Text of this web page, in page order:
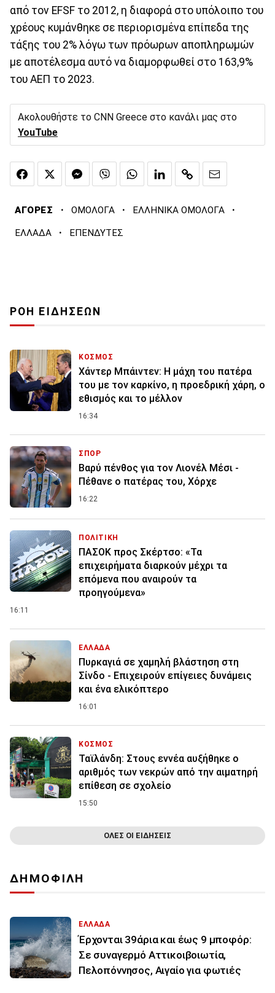
από τον EFSF το 2012, η διαφορά στο υπόλοιπο του
χρέους κυμάνθηκε σε περιορισμένα επίπεδα της
τάξης του 2% λόγω των πρόωρων αποπληρωμών
με αποτέλεσμα αυτό να διαμορφωθεί στο 163,9%
του ΑΕΠ το 2023.
Ακολουθήστε το CNN Greece στο κανάλι μας στο
YouTube
ΑΓΟΡΕΣ · ΟΜΟΛΟΓΑ · ΕΛΛΗΝΙΚΑ ΟΜΟΛΟΓΑ ·
ΕΛΛΑΔΑ · ΕΠΕΝΔΥΤΕΣ
ΡΟΗ ΕΙΔΗΣΕΩΝ
ΚΟΣΜΟΣ
Χάντερ Μπάιντεν: Η μάχη του πατέρα
του με τον καρκίνο, η προεδρική χάρη, ο
εθισμός και το μέλλον
16:34
ΣΠΟΡ
Βαρύ πένθος για τον Λιονέλ Μέσι -
Πέθανε ο πατέρας του, Χόρχε
16:22
ΠΟΛΙΤΙΚΗ
ΠΑΣΟΚ προς Σκέρτσο: «Τα
επιχειρήματα διαρκούν μέχρι τα
επόμενα που αναιρούν τα
προηγούμενα»
16:11
ΕΛΛΑΔΑ
Πυρκαγιά σε χαμηλή βλάστηση στη
Σίνδο - Επιχειρούν επίγειες δυνάμεις
και ένα ελικόπτερο
16:01
ΚΟΣΜΟΣ
Ταϊλάνδη: Στους εννέα αυξήθηκε ο
αριθμός των νεκρών από την αιματηρή
επίθεση σε σχολείο
15:50
ΟΛΕΣ ΟΙ ΕΙΔΗΣΕΙΣ
ΔΗΜΟΦΙΛΗ
ΕΛΛΑΔΑ
Έρχονται 39άρια και έως 9 μποφόρ:
Σε συναγερμό Αττικοιβοιωτία,
Πελοπόννησος, Αιγαίο για φωτιές